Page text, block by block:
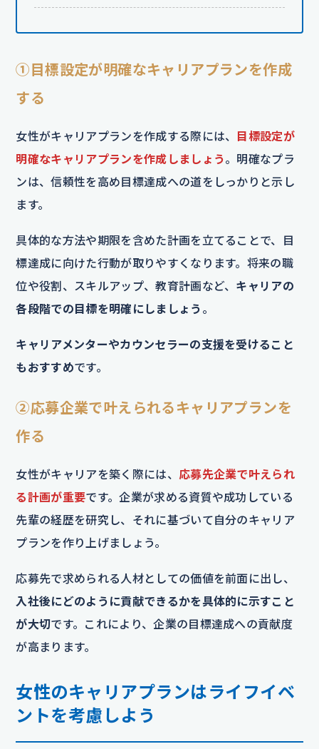
①目標設定が明確なキャリアプランを作成
する
女性がキャリアプランを作成する際には、 目標設定が
明確なキャリアプランを作成しましょう 。明確なプラ
ンは、信頼性を高め目標達成への道をしっかりと示し
ます。
具体的な方法や期限を含めた計画を立てることで、目
標達成に向けた行動が取りやすくなります。将来の職
位や役割、スキルアップ、教育計画など、 キャリアの
各段階での目標を明確にしましょう 。
キャリアメンターやカウンセラーの支援を受けること
もおすすめです。
②応募企業で叶えられるキャリアプランを
作る
女性がキャリアを築く際には、 応募先企業で叶えられ
る計画が重要です。企業が求める資質や成功している
先輩の経歴を研究し、それに基づいて自分のキャリア
プランを作り上げましょう。
応募先で求められる人材としての価値を前面に出し、
入社後にどのように貢献できるかを具体的に示すこと
が大切です。これにより、企業の目標達成への貢献度
が高まります。
女性のキャリアプランはライフイベ
ントを考慮しよう